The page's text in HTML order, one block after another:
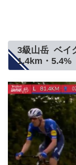
3級山岳 ベイ
1.4km・5.4%